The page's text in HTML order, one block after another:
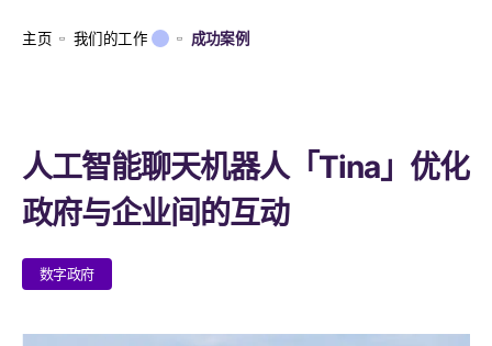
主页 我们的工作 成功案例
人工智能聊天机器人「Tina」优化
政府与企业间的互动
数字政府